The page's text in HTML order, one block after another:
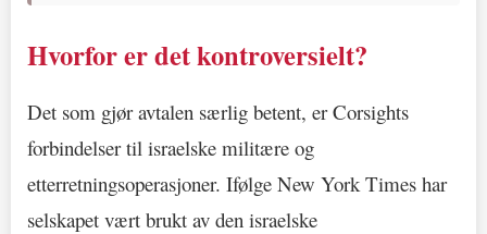
Hvorfor er det kontroversielt?
Det som gjør avtalen særlig betent, er Corsights
forbindelser til israelske militære og
etterretningsoperasjoner. Ifølge New York Times har
selskapet vært brukt av den israelske